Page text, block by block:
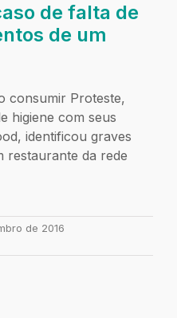
de falta de
de um
consumir Proteste,
higiene com seus
identificou graves
restaurante da rede
de 2016